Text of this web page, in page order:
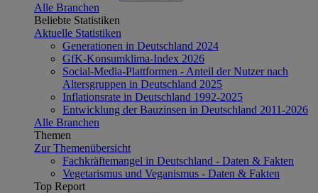
Alle Branchen
Beliebte Statistiken
Aktuelle Statistiken
Generationen in Deutschland 2024
GfK-Konsumklima-Index 2026
Social-Media-Plattformen - Anteil der Nutzer nach
Altersgruppen in Deutschland 2025
Inflationsrate in Deutschland 1992-2025
Entwicklung der Bauzinsen in Deutschland 2011-2026
Alle Branchen
Themen
Zur Themenübersicht
Fachkräftemangel in Deutschland - Daten & Fakten
Vegetarismus und Veganismus - Daten & Fakten
Top Report